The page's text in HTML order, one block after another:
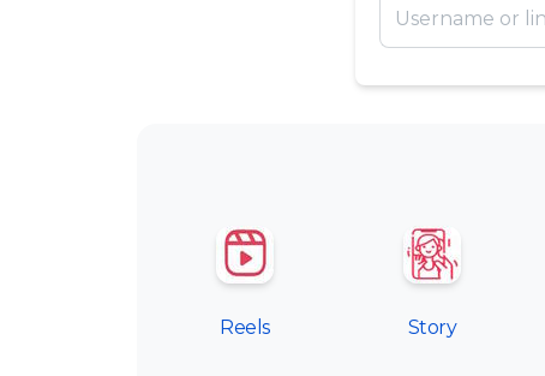
Reels Story